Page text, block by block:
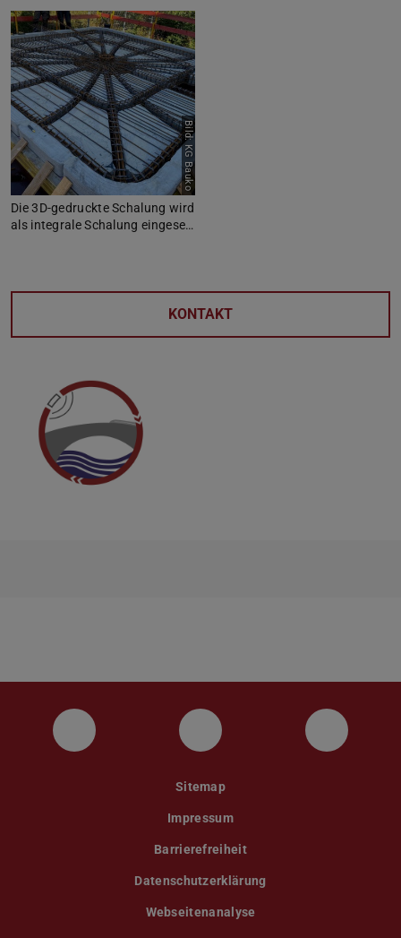
Bild: KG Bauko
Die 3D-gedruckte Schalung wird
als integrale Schalung eingese…
KONTAKT
Instagram YouTube
Sitemap
Impressum
Barrierefreiheit
Datenschutzerklärung
Webseitenanalyse